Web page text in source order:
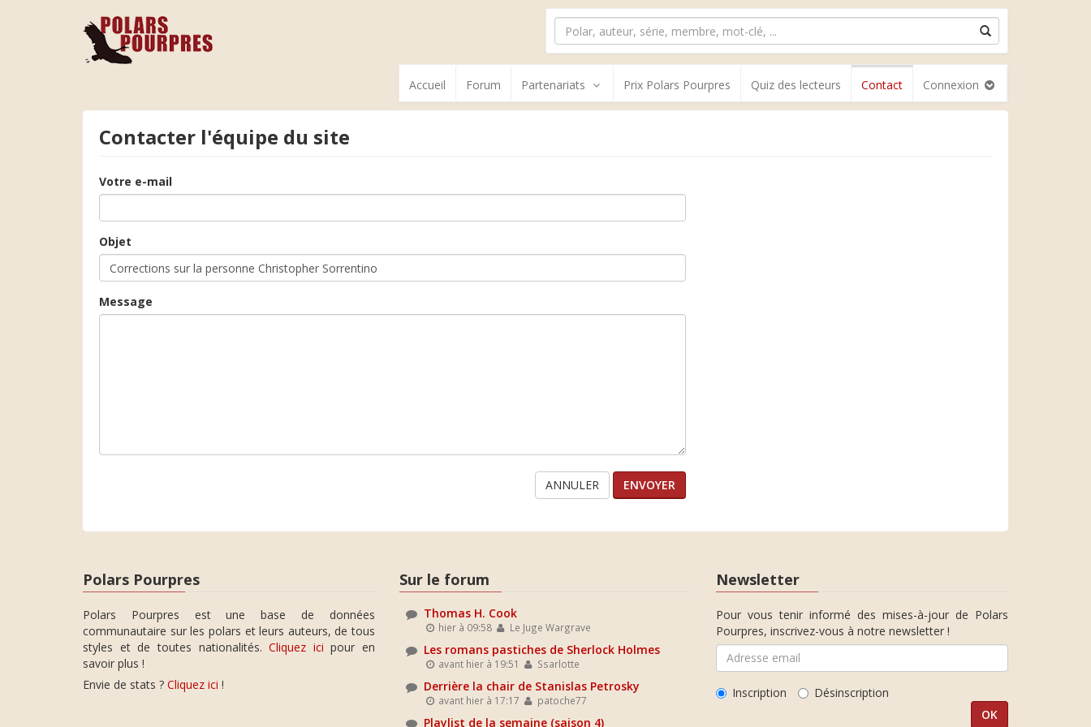
Accueil Forum Partenariats Prix Polars Pourpres Quiz des lecteurs Contact Connexion
Contacter l'équipe du site
Votre e-mail
Objet
Message
ANNULER
Polars Pourpres
Polars Pourpres est une base de données
communautaire sur les polars et leurs auteurs, de tous
styles et de toutes nationalités.Cliquez ici pour en
savoir plus !
Envie de stats ? Cliquez ici !
Sur le forum
Thomas H. Cook
hier à 09:58 Le Juge Wargrave
Les romans pastiches de Sherlock Holmes
avant hier à 19:51 Ssarlotte
Derrière la chair de Stanislas Petrosky
avant hier à 17:17 patoche77
Playlist de la semaine (saison 4)
Newsletter
Pour vous tenir informé des mises-à-jour de Polars
Pourpres, inscrivez-vous à notre newsletter !
Inscription Désinscription